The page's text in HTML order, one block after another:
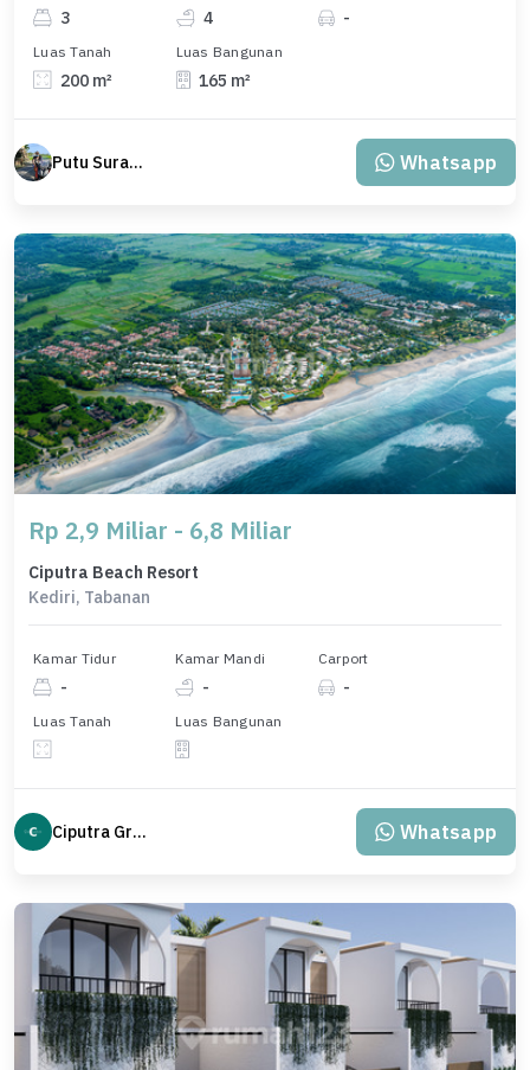
3 4 -
Luas Tanah
200 m²
Luas Bangunan
165 m²
Putu Suratama (wayanjaka) Whatsapp
Rp 2,9 Miliar - 6,8 Miliar
Ciputra Beach Resort
Kediri, Tabanan
Kamar Tidur
-
Kamar Mandi
-
Carport
-
Luas Tanah Luas Bangunan
Ciputra Group Whatsapp